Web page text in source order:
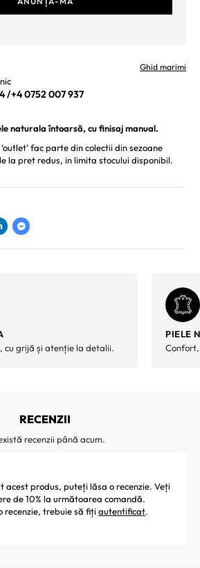
Ghid marimi
/+4 0752 007 937
naturala întoarsă, cu finisaj manual.
fac parte din colectii din sezoane
la pret redus, in limita stocului disponibil.
cu grijă și atenție la detalii.
PIELE
RECENZII
recenzii până acum.
acest produs, puteți lăsa o recenzie. Veți
de 10% la următoarea comandă.
recenzie, trebuie să fiți autentificat.